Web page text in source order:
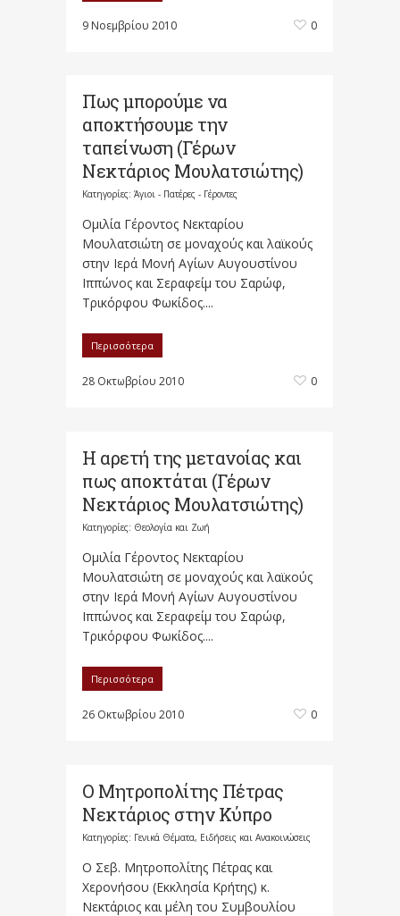
9 Νοεμβρίου 2010 0
Πως μπορούμε να
αποκτήσουμε την
ταπείνωση (Γέρων
Νεκτάριος Μουλατσιώτης)
Κατηγορίες: Άγιοι - Πατέρες - Γέροντες
Ομιλία Γέροντος Νεκταρίου
Μουλατσιώτη σε μοναχούς και λαϊκούς
στην Ιερά Μονή Αγίων Αυγουστίνου
Ιππώνος και Σεραφείμ του Σαρώφ,
Τρικόρφου Φωκίδος....
Περισσότερα
28 Οκτωβρίου 2010 0
Η αρετή της μετανοίας και
πως αποκτάται (Γέρων
Νεκτάριος Μουλατσιώτης)
Κατηγορίες: Θεολογία και Ζωή
Ομιλία Γέροντος Νεκταρίου
Μουλατσιώτη σε μοναχούς και λαϊκούς
στην Ιερά Μονή Αγίων Αυγουστίνου
Ιππώνος και Σεραφείμ του Σαρώφ,
Τρικόρφου Φωκίδος....
Περισσότερα
26 Οκτωβρίου 2010 0
Ο Μητροπολίτης Πέτρας
Νεκτάριος στην Κύπρο
Κατηγορίες: Γενικά Θέματα, Ειδήσεις και Ανακοινώσεις
Ο Σεβ. Μητροπολίτης Πέτρας και
Χερονήσου (Εκκλησία Κρήτης) κ.
Νεκτάριος και μέλη του Συμβουλίου